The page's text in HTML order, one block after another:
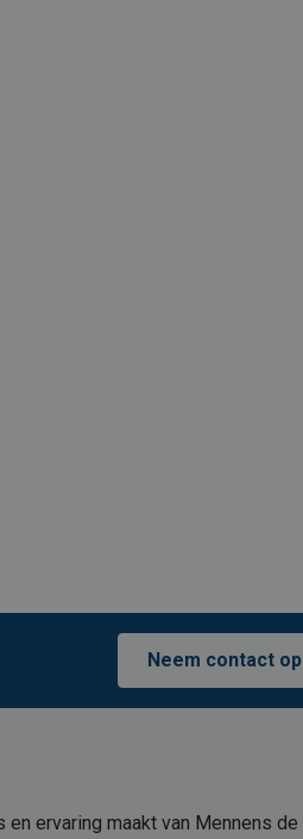
Neem contact op
en ervaring maakt van Mennens de